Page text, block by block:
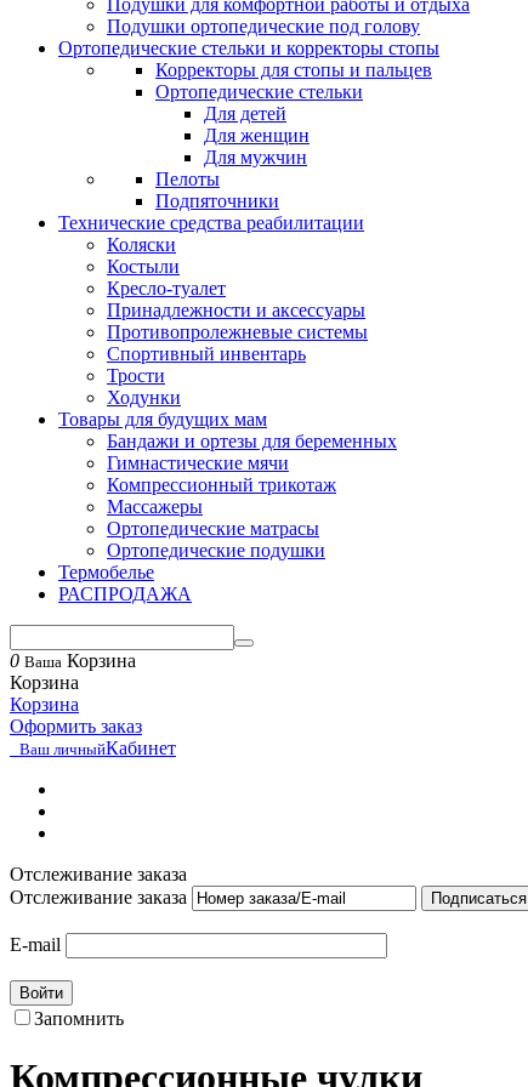
Подушки для комфортной работы и отдыха
Подушки ортопедические под голову
Ортопедические стельки и корректоры стопы
Корректоры для стопы и пальцев
Ортопедические стельки
Для детей
Для женщин
Для мужчин
Пелоты
Подпяточники
Технические средства реабилитации
Коляски
Костыли
Кресло-туалет
Принадлежности и аксессуары
Противопролежневые системы
Спортивный инвентарь
Трости
Ходунки
Товары для будущих мам
Бандажи и ортезы для беременных
Гимнастические мячи
Компрессионный трикотаж
Массажеры
Ортопедические матрасы
Ортопедические подушки
Термобелье
РАСПРОДАЖА
0 Ваша Корзина
Корзина
Корзина
Оформить заказ
Ваш личныйКабинет
Отслеживание заказа
Отслеживание заказа
Подписаться
E-mail
Войти
Запомнить
Компрессионные чулки